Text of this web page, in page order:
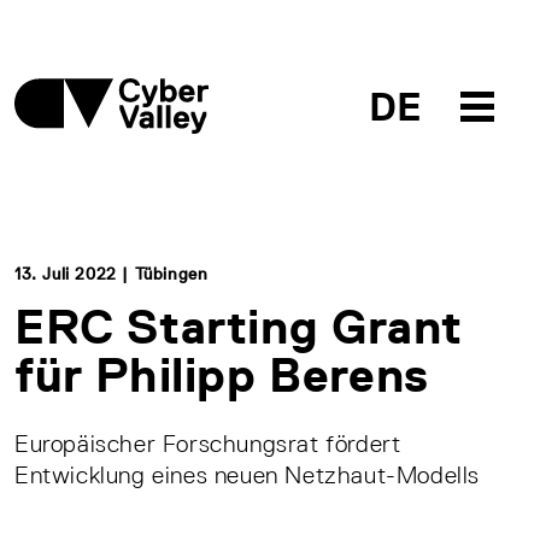
DE
13. Juli 2022 | Tübingen
ERC Starting Grant
für Philipp Berens
Europäischer Forschungsrat fördert
Entwicklung eines neuen Netzhaut-Modells